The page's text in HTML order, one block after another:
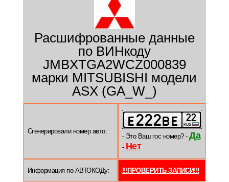
Расшифрованные данные
по ВИНкоду
JMBXTGA2WCZ000839
марки MITSUBISHI модели
ASX (GA_W_)
Сгенерировали номер авто:
- Это Ваш гос номер? - Да
- Нет
Информация по АВТОКОДу: !!!ПРОВЕРИТЬ ЗАПИСИ!!!